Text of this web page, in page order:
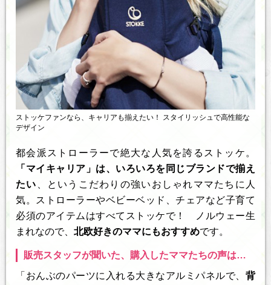
ストッケファンなら、キャリアも揃えたい！ スタイリッシュで高性能な
デザイン
都会派ストローラーで絶大な人気を誇るストッケ。
「マイキャリア」は、いろいろを同じブランドで揃え
たい 、というこだわりの強いおしゃれママたちに人
気。ストローラーやベビーベッド、チェアなど子育て
必須のアイテムはすべてストッケで！ ノルウェー生
まれなので、 北欧好きのママにもおすすめです。
販売スタッフが聞いた、購入したママたちの声は…
「おんぶのパーツに入れる大きなアルミパネルで、 背